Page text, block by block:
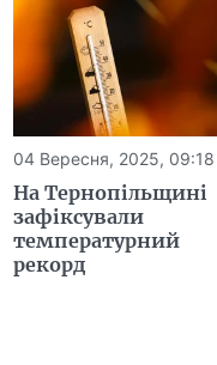
04 Вересня, 2025, 09:18
На Тернопільщині
зафіксували
температурний
рекорд